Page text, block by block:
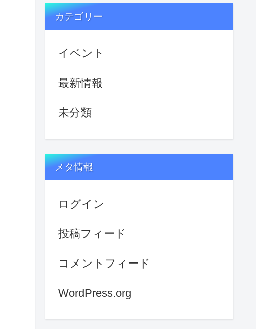
カテゴリー
イベント
最新情報
未分類
メタ情報
ログイン
投稿フィード
コメントフィード
WordPress.org